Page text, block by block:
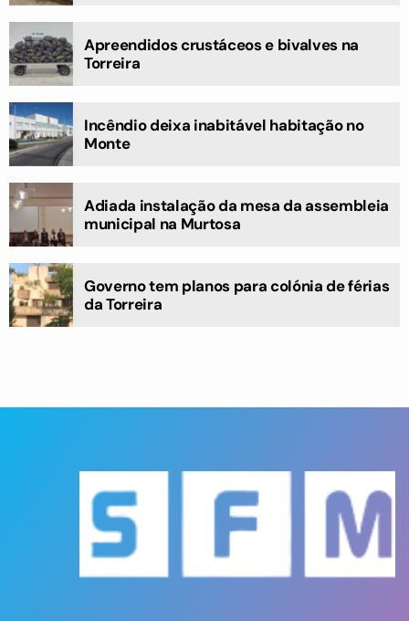
Apreendidos crustáceos e bivalves na
Torreira
Incêndio deixa inabitável habitação no
Monte
Adiada instalação da mesa da assembleia
municipal na Murtosa
Governo tem planos para colónia de férias
da Torreira